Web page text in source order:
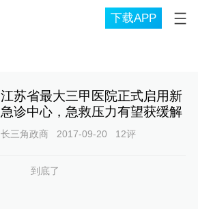
下载APP
江苏省最大三甲医院正式启用新
急诊中心，急救压力有望获缓解
长三角政商 2017-09-20 12评
到底了